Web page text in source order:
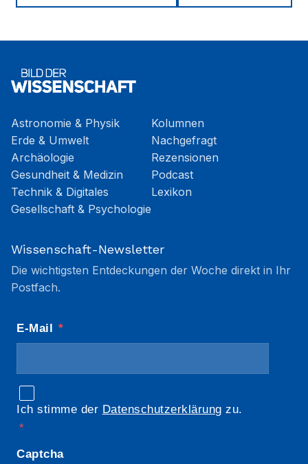
Astronomie & Physik
Erde & Umwelt
Archäologie
Gesundheit & Medizin
Technik & Digitales
Gesellschaft & Psychologie
Kolumnen
Nachgefragt
Rezensionen
Podcast
Lexikon
Wissenschaft-Newsletter
Die wichtigsten Entdeckungen der Woche direkt in Ihr
Postfach.